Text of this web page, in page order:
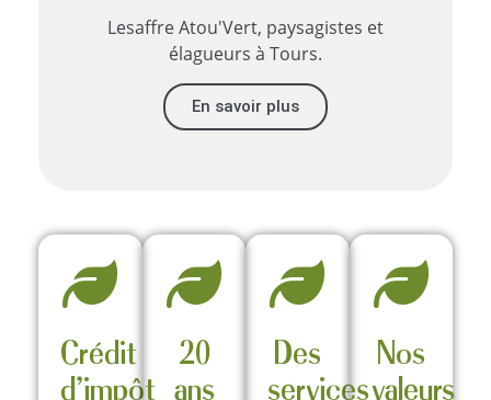
Lesaffre Atou'Vert, paysagistes et
élagueurs à Tours.
En savoir plus
Crédit
d'impôt
20
ans
Des
services
Nos
valeurs